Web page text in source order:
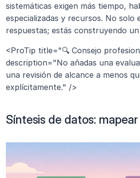
sistemáticas exigen más tiempo,
especializadas y recursos. No solo
respuestas; estás construyendo un
<ProTip title="🔍 Consejo
description="No añadas una
una revisión de alcance a menos
explícitamente." />
Síntesis de datos: